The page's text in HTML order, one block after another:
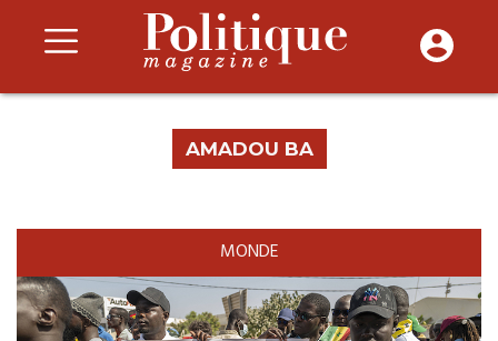
AMADOU BA
MONDE